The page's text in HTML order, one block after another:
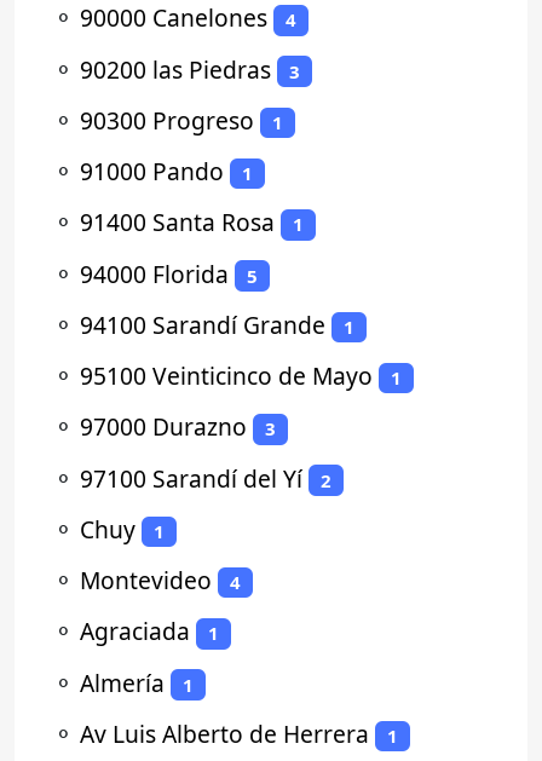
⚬ 90000 Canelones 4
⚬ 90200 las Piedras 3
⚬ 90300 Progreso 1
⚬ 91000 Pando 1
⚬ 91400 Santa Rosa 1
⚬ 94000 Florida 5
⚬ 94100 Sarandí Grande 1
⚬ 95100 Veinticinco de Mayo 1
⚬ 97000 Durazno 3
⚬ 97100 Sarandí del Yí 2
⚬ Chuy 1
⚬ Montevideo 4
⚬ Agraciada 1
⚬ Almería 1
⚬ Av Luis Alberto de Herrera 1